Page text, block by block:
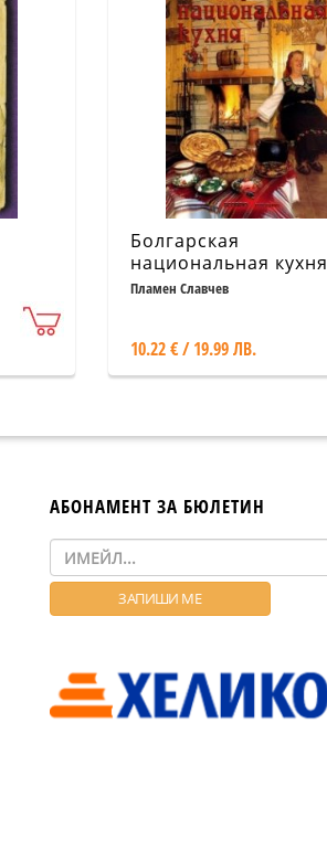
Болгарская
национальная кухня
Пламен Славчев
10.22 € / 19.99 ЛВ.
АБОНАМЕНТ ЗА БЮЛЕТИН